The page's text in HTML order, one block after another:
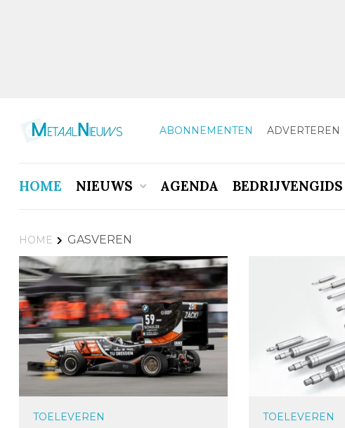
ABONNEMENTEN ADVERTEREN
HOME NIEUWS AGENDA BEDRIJVENGIDS
HOME GASVEREN
TOELEVEREN TOELEVEREN